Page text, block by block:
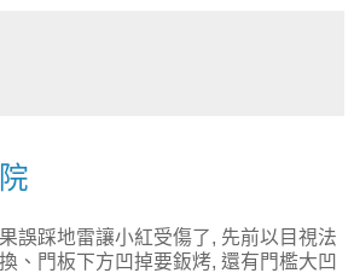
誤踩地雷讓小紅受傷了, 先前以目視法
、門板下方凹掉要鈑烤, 還有門檻大凹